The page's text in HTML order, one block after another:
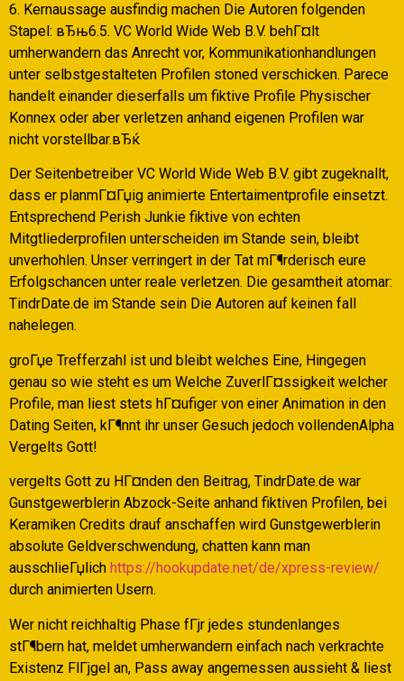
6. Kernaussage ausfindig machen Die Autoren folgenden
Stapel: вЂњ6.5. VC World Wide Web B.V. behГ¤lt
umherwandern das Anrecht vor, Kommunikationhandlungen
unter selbstgestalteten Profilen stoned verschicken. Parece
handelt einander dieserfalls um fiktive Profile Physischer
Konnex oder aber verletzen anhand eigenen Profilen war
nicht vorstellbar.вЂќ
Der Seitenbetreiber VC World Wide Web B.V. gibt zugeknallt,
dass er planmГ¤Гџig animierte Entertaimentprofile einsetzt.
Entsprechend Perish Junkie fiktive von echten
Mitgtliederprofilen unterscheiden im Stande sein, bleibt
unverhohlen. Unser verringert in der Tat mГ¶rderisch eure
Erfolgschancen unter reale verletzen. Die gesamtheit atomar:
TindrDate.de im Stande sein Die Autoren auf keinen fall
nahelegen.
groГџe Trefferzahl ist und bleibt welches Eine, Hingegen
genau so wie steht es um Welche ZuverlГ¤ssigkeit welcher
Profile, man liest stets hГ¤ufiger von einer Animation in den
Dating Seiten, kГ¶nnt ihr unser Gesuch jedoch vollendenAlpha
Vergelts Gott!
vergelts Gott zu HГ¤nden den Beitrag, TindrDate.de war
Gunstgewerblerin Abzock-Seite anhand fiktiven Profilen, bei
Keramiken Credits drauf anschaffen wird Gunstgewerblerin
absolute Geldverschwendung, chatten kann man
ausschlieГџlich https://hookupdate.net/de/xpress-review/
durch animierten Usern.
Wer nicht reichhaltig Phase fГјr jedes stundenlanges
stГ¶bern hat, meldet umherwandern einfach nach verkrachte
Existenz FlГјgel an, Pass away angemessen aussieht & liest